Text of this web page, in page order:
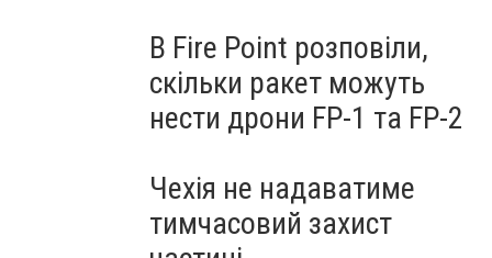
В Fire Point розповіли,
скільки ракет можуть
нести дрони FP-1 та FP-2
Чехія не надаватиме
тимчасовий захист